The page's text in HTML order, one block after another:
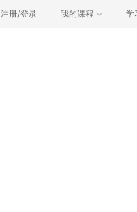
注册/登录 我的课程 学